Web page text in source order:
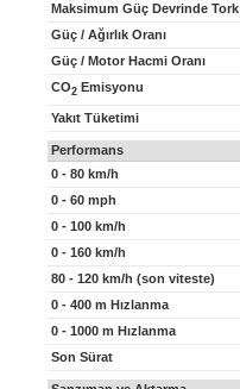
Maksimum Güç Devrinde Tork
Güç / Ağırlık Oranı
Güç / Motor Hacmi Oranı
CO2 Emisyonu
Yakıt Tüketimi
Performans
0 - 80 km/h
0 - 60 mph
0 - 100 km/h
0 - 160 km/h
80 - 120 km/h (son viteste)
0 - 400 m Hızlanma
0 - 1000 m Hızlanma
Son Sürat